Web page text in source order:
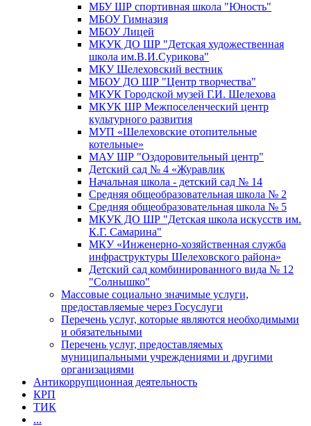
МБУ ШР спортивная школа "Юность"
МБОУ Гимназия
МБОУ Лицей
МКУК ДО ШР "Детская художественная
школа им.В.И.Сурикова"
МКУ Шелеховский вестник
МБОУ ДО ШР "Центр творчества"
МКУК Городской музей Г.И. Шелехова
МКУК ШР Межпоселенческий центр
культурного развития
МУП «Шелеховские отопительные
котельные»
МАУ ШР "Оздоровительный центр"
Детский сад № 4 «Журавлик
Начальная школа - детский сад № 14
Средняя общеобразовательная школа № 2
Средняя общеобразовательная школа № 5
МКУК ДО ШР "Детская школа искусств им.
К.Г. Самарина"
МКУ «Инженерно-хозяйственная служба
инфраструктуры Шелеховского района»
Детский сад комбинированного вида № 12
"Солнышко"
Массовые социально значимые услуги,
предоставляемые через Госуслуги
Перечень услуг, которые являются необходимыми
и обязательными
Перечень услуг, предоставляемых
муниципальными учреждениями и другими
организациями
Антикоррупционная деятельность
КРП
ТИК
...